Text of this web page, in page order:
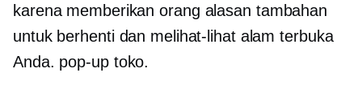
karena memberikan orang alasan tambahan
untuk berhenti dan melihat-lihat alam terbuka
Anda. pop-uptoko.